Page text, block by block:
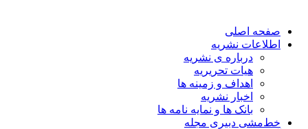
صفحه اصلی
اطلاعات نشریه
درباره ی نشریه
هیات تحریریه
اهداف و زمینه ها
اخبار نشریه
بانک ها و نمایه نامه ها
خط‌مشی دبیری مجله